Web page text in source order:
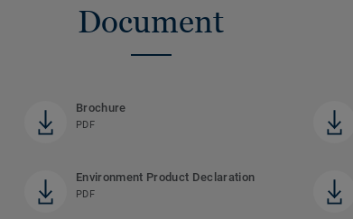
Document
Brochure
PDF
Environment Product Declaration
PDF